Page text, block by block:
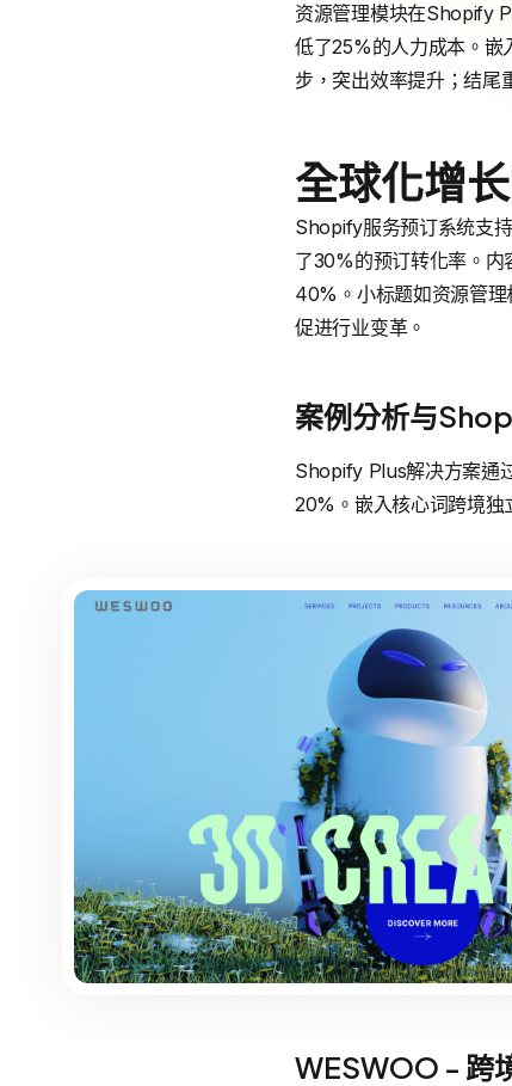
资源管理模块在Shopify
低了25%的人力成本。嵌
步，突出效率提升；结尾
全球化增
Shopify服务预订系统支
了30%的预订转化率。
40%。小标题如资源管理
促进行业变革。
案例分析与
Shopify Plus解决方案通
20%。嵌入核心词跨境独
WESWOO - 跨